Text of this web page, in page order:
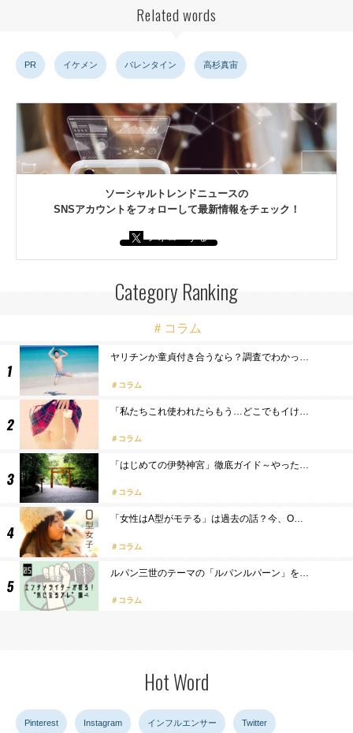
Related words
PR イケメン バレンタイン 高杉真宙
ソーシャルトレンドニュースの
SNSアカウントをフォローして最新情報をチェック！
フォローする
Category Ranking
＃コラム
ヤリチンか童貞付き合うなら？調査でわかっ…
コラム
「私たちこれ使われたらもう…どこでもイけ…
コラム
「はじめての伊勢神宮」徹底ガイド～やった…
コラム
「女性はA型がモテる」は過去の話？今、O…
コラム
ルパン三世のテーマの「ルパンルパーン」を…
コラム
Hot Word
Pinterest Instagram インフルエンサー Twitter